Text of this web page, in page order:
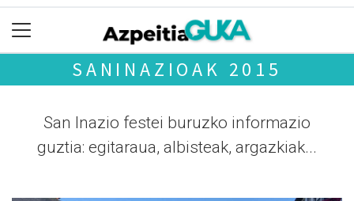
SANINAZIOAK 2015
San Inazio festei buruzko informazio
guztia: egitaraua, albisteak, argazkiak...